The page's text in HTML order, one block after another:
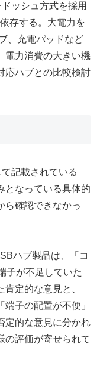
ッシュ方式を採用
存する。大電力を
、充電パッドなど
電力消費の大きい機
応ハブとの比較検討
記載されている
となっている具体的
ら確認できなかっ
ハブ製品は、「コ
子が不足していた
定的な意見と、
端子の配置が不便」
定的な意見に分かれ
の評価が寄せられて